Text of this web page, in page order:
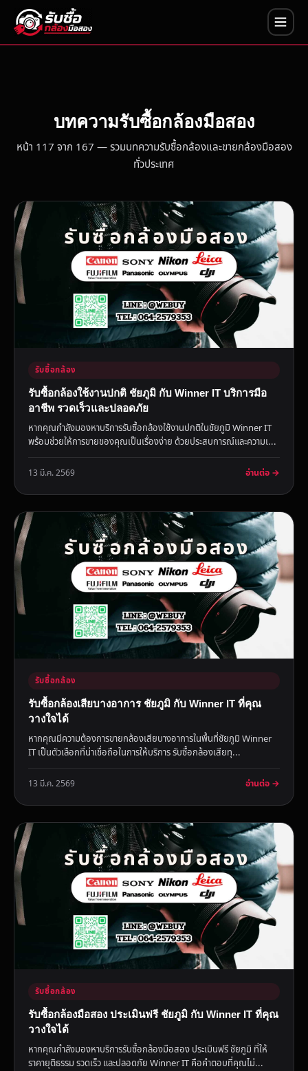
บทความรับซื้อกล้องมือสอง
หน้า 117 จาก 167 — รวมบทความรับซื้อกล้องและขายกล้องมือสอง
ทั่วประเทศ
รับซื้อกล้อง
รับซื้อกล้องใช้งานปกติ ชัยภูมิ กับ Winner IT บริการมือ
อาชีพ รวดเร็วและปลอดภัย
หากคุณกำลังมองหาบริการรับซื้อกล้องใช้งานปกติในชัยภูมิ Winner IT
พร้อมช่วยให้การขายของคุณเป็นเรื่องง่าย ด้วยประสบการณ์และความเ...
13 มี.ค. 2569 อ่านต่อ →
รับซื้อกล้อง
รับซื้อกล้องเสียบางอาการ ชัยภูมิ กับ Winner IT ที่คุณ
วางใจได้
หากคุณมีความต้องการขายกล้องเสียบางอาการในพื้นที่ชัยภูมิ Winner
IT เป็นตัวเลือกที่น่าเชื่อถือในการให้บริการ รับซื้อกล้องเสียทุ...
13 มี.ค. 2569 อ่านต่อ →
รับซื้อกล้อง
รับซื้อกล้องมือสอง ประเมินฟรี ชัยภูมิ กับ Winner IT ที่คุณ
วางใจได้
หากคุณกำลังมองหาบริการรับซื้อกล้องมือสอง ประเมินฟรี ชัยภูมิ ที่ให้
ราคายุติธรรม รวดเร็ว และปลอดภัย Winner IT คือคำตอบที่คุณไม่...